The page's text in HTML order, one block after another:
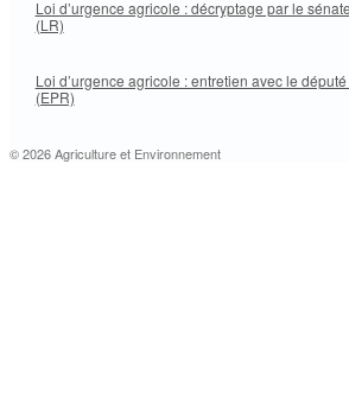
Loi d’urgence agricole : décryptage par le
(LR)
Loi d’urgence agricole : entretien avec le
(EPR)
© 2026 Agriculture et Environnement